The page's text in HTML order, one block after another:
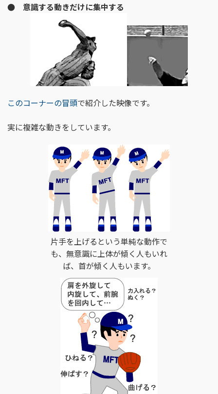
● 意識する動きだけに集中する
このコーナーの冒頭で紹介した映像です。
実に複雑な動きをしています。
片手を上げるという単純な動作で
も、無意識に上体が傾く人もいれ
ば、首が傾く人もいます。